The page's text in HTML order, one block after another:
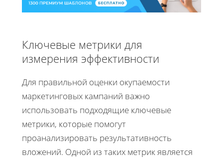
Ключевые метрики для
измерения эффективности
Для правильной оценки окупаемости
маркетинговых кампаний важно
использовать подходящие ключевые
метрики, которые помогут
проанализировать результативность
вложений. Одной из таких метрик является